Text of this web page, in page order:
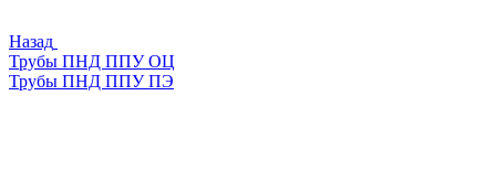
Назад
Трубы ПНД ППУ ОЦ
Трубы ПНД ППУ ПЭ